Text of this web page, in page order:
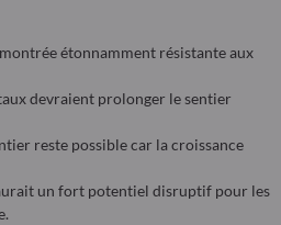
montrée étonnamment résistante aux
devraient prolonger le sentier
reste possible car la croissance
un fort potentiel disruptif pour les